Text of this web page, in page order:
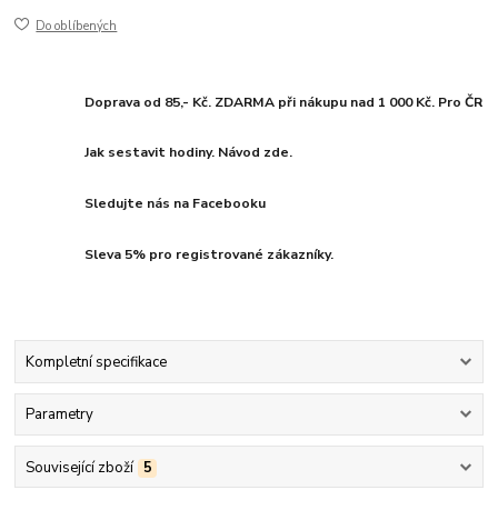
Do oblíbených
Doprava od 85,- Kč. ZDARMA při nákupu nad 1 000 Kč. Pro ČR
Jak sestavit hodiny. Návod zde.
Sledujte nás na Facebooku
Sleva 5% pro registrované zákazníky.
Kompletní specifikace
Parametry
Související zboží 5